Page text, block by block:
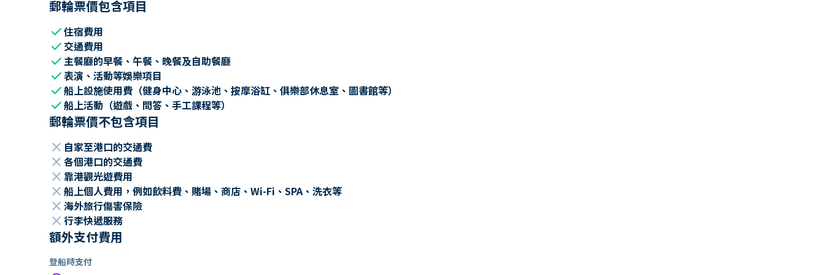
郵輪票價包含項目
check住宿費用
check 交通費用
check主餐廳的早餐、午餐、晚餐及自助餐廳
check表演、活動等娛樂項目
check船上設施使用費（健身中心、游泳池、按摩浴缸、俱樂部休息室、圖書館等）
check船上活動（遊戲、問答、手工課程等）
郵輪票價不包含項目
close 自家至港口的交通費
close 各個港口的交通費
close 靠港觀光遊費用
close 船上個人費用，例如飲料費、賭場、商店、Wi-Fi、SPA、洗衣等
close 海外旅行傷害保險
close 行李快遞服務
額外支付費用
登船時支付